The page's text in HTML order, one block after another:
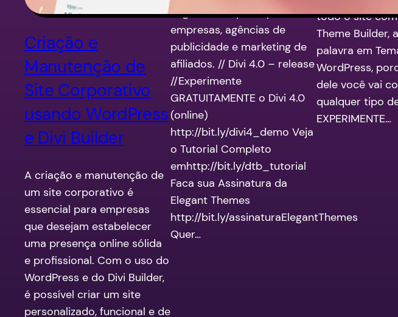
Criação e
Manutenção de
Site Corporativo
usando WordPress
e Divi Builder
A criação e manutenção de
um site corporativo é
essencial para empresas
que desejam estabelecer
uma presença online sólida
e profissional. Com o uso do
WordPress e do Divi Builder,
é possível criar um site
personalizado, funcional e de
Página de Captura para
empresas, agências de
publicidade e marketing de
afiliados. // Divi 4.0 – release
//Experimente
GRATUITAMENTE o Divi 4.0
(online)
http://bit.ly/divi4_demo Veja
o Tutorial Completo
emhttp://bit.ly/dtb_tutorial
Faca sua Assinatura da
Elegant Themes
http://bit.ly/assinaturaElegantThemes
Quer…
todo o site
Theme Builder,
palavra em
WordPress,
dele você vai
qualquer tipo
EXPERIMENTE…